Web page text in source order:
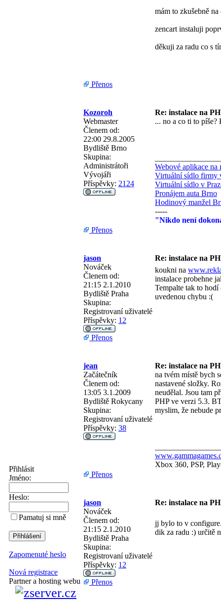
Přihlásit
Jméno:
Heslo:
Pamatuj si mně
Zapomenuté heslo
Nová registrace
Partner a hosting webu
mám to zkušebně
zencart instaluji
děkuji za radu co s
Přenos
Kozoroh
Re: instalace na
Webmaster
Členem od:
22:00 29.8.2005
Bydliště Brno
Skupina:
Administrátoři
Vývojáři
Příspěvky: 2124
... no a co ti to píše?
Webové aplikace
Virtuální sídlo firmy
Virtuální sídlo v
Pronájem auta Brno
Hodinový manžel
-----
"Nikdo není
Přenos
jason
Re: instalace na
Nováček
Členem od:
21:15 2.1.2010
Bydliště Praha
Skupina:
Registrovaní uživatelé
Příspěvky: 12
koukni na
instalace probehne
Tempalte tak to
uvedenou chybu :(
Přenos
jean
Re: instalace na
Začátečník
Členem od:
13:05 3.1.2009
Bydliště Rokycany
Skupina:
Registrovaní uživatelé
Příspěvky: 38
na tvém místě bych
nastavené složky.
neudělal. Jsou tam
PHP ve verzi 5.3.
myslim, že nebude
Xbox 360, PSP,
Přenos
jason
Re: instalace na
Nováček
Členem od:
21:15 2.1.2010
Bydliště Praha
Skupina:
Registrovaní uživatelé
Příspěvky: 12
jj bylo to v
dik za radu :) určitě
Přenos